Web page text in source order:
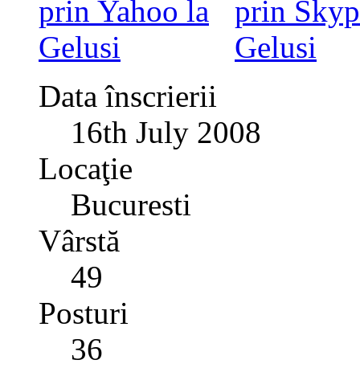
Data înscrierii
16th July 2008
Locaţie
Bucuresti
Vârstă
49
Posturi
36